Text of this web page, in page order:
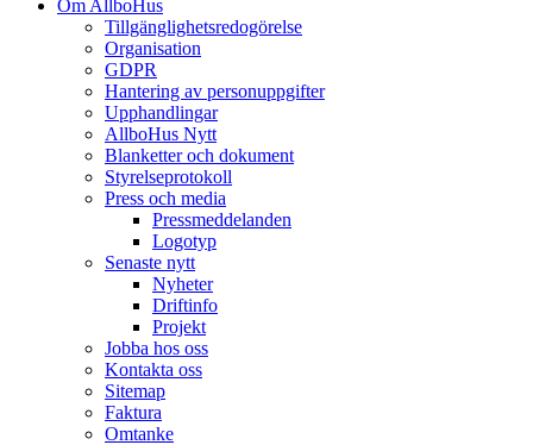
Om AllboHus
Tillgänglighetsredogörelse
Organisation
GDPR
Hantering av personuppgifter
Upphandlingar
AllboHus Nytt
Blanketter och dokument
Styrelseprotokoll
Press och media
Pressmeddelanden
Logotyp
Senaste nytt
Nyheter
Driftinfo
Projekt
Jobba hos oss
Kontakta oss
Sitemap
Faktura
Omtanke